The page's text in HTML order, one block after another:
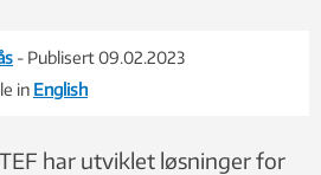
- Publisert 09.02.2023
in English
har utviklet løsninger for